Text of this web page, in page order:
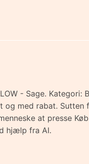
- Sage.
med rabat.
at presse
hjælp fra AI.